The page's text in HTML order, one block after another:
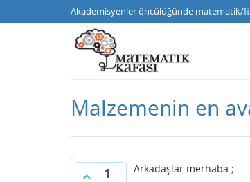
Akademisyenler öncülüğünde matematik/
Malzemenin en
1
Arkadaşlar merhaba ;